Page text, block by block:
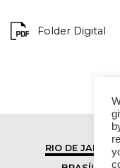
Folder Digital
RIO DE